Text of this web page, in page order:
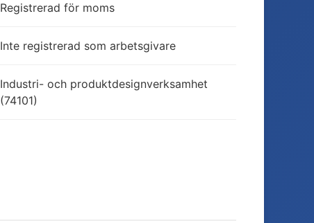
Registrerad för moms
Inte registrerad som arbetsgivare
Industri- och produktdesignverksamhet
(74101)